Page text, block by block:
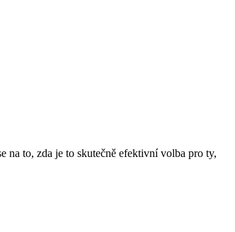
na to, zda je to skutečně efektivní volba pro ty,